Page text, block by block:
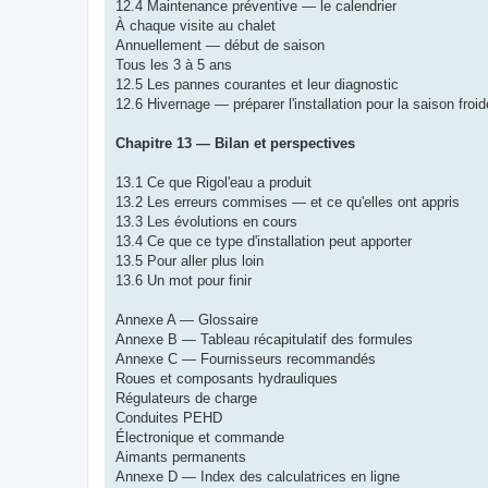
12.4 Maintenance préventive — le calendrier
À chaque visite au chalet
Annuellement — début de saison
Tous les 3 à 5 ans
12.5 Les pannes courantes et leur diagnostic
12.6 Hivernage — préparer l'installation pour la saison
Chapitre 13 — Bilan et perspectives
13.1 Ce que Rigol'eau a produit
13.2 Les erreurs commises — et ce qu'elles ont appris
13.3 Les évolutions en cours
13.4 Ce que ce type d'installation peut apporter
13.5 Pour aller plus loin
13.6 Un mot pour finir
Annexe A — Glossaire
Annexe B — Tableau récapitulatif des formules
Annexe C — Fournisseurs recommandés
Roues et composants hydrauliques
Régulateurs de charge
Conduites PEHD
Électronique et commande
Aimants permanents
Annexe D — Index des calculatrices en ligne